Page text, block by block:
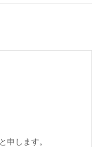
申します。